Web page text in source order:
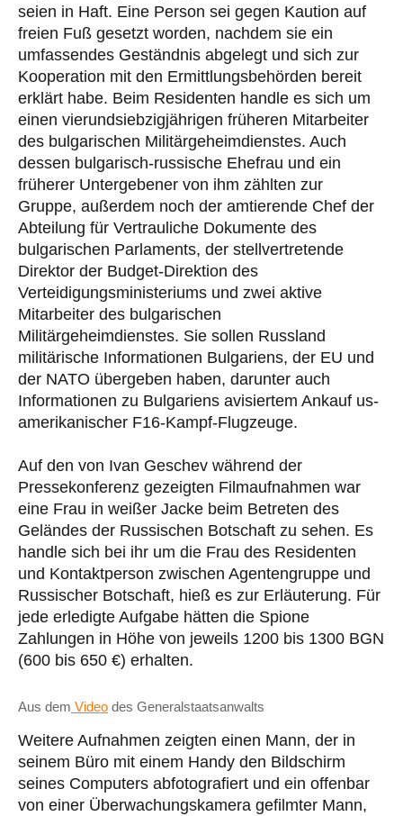
seien in Haft. Eine Person sei gegen Kaution auf
freien Fuß gesetzt worden, nachdem sie ein
umfassendes Geständnis abgelegt und sich zur
Kooperation mit den Ermittlungsbehörden bereit
erklärt habe. Beim Residenten handle es sich um
einen vierundsiebzigjährigen früheren Mitarbeiter
des bulgarischen Militärgeheimdienstes. Auch
dessen bulgarisch-russische Ehefrau und ein
früherer Untergebener von ihm zählten zur
Gruppe, außerdem noch der amtierende Chef der
Abteilung für Vertrauliche Dokumente des
bulgarischen Parlaments, der stellvertretende
Direktor der Budget-Direktion des
Verteidigungsministeriums und zwei aktive
Mitarbeiter des bulgarischen
Militärgeheimdienstes. Sie sollen Russland
militärische Informationen Bulgariens, der EU und
der NATO übergeben haben, darunter auch
Informationen zu Bulgariens avisiertem Ankauf us-
amerikanischer F16-Kampf-Flugzeuge.
Auf den von Ivan Geschev während der
Pressekonferenz gezeigten Filmaufnahmen war
eine Frau in weißer Jacke beim Betreten des
Geländes der Russischen Botschaft zu sehen. Es
handle sich bei ihr um die Frau des Residenten
und Kontaktperson zwischen Agentengruppe und
Russischer Botschaft, hieß es zur Erläuterung. Für
jede erledigte Aufgabe hätten die Spione
Zahlungen in Höhe von jeweils 1200 bis 1300 BGN
(600 bis 650 €) erhalten.
Aus dem Video des Generalstaatsanwalts
Weitere Aufnahmen zeigten einen Mann, der in
seinem Büro mit einem Handy den Bildschirm
seines Computers abfotografiert und ein offenbar
von einer Überwachungskamera gefilmter Mann,